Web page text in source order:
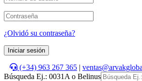
¿Olvidó su contraseña?
Iniciar sesión
(+34) 963 267 365 |
Búsqueda Ej.: 0031A o Belinus